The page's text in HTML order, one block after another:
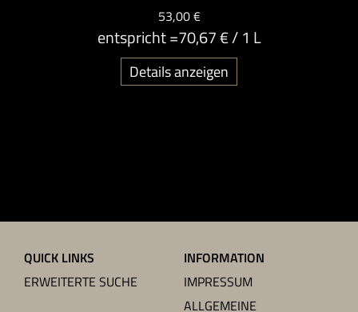
53,00 €
entspricht =70,67 €/ 1 L
Details anzeigen
QUICK LINKS
ERWEITERTE SUCHE
INFORMATION
IMPRESSUM
ALLGEMEINE